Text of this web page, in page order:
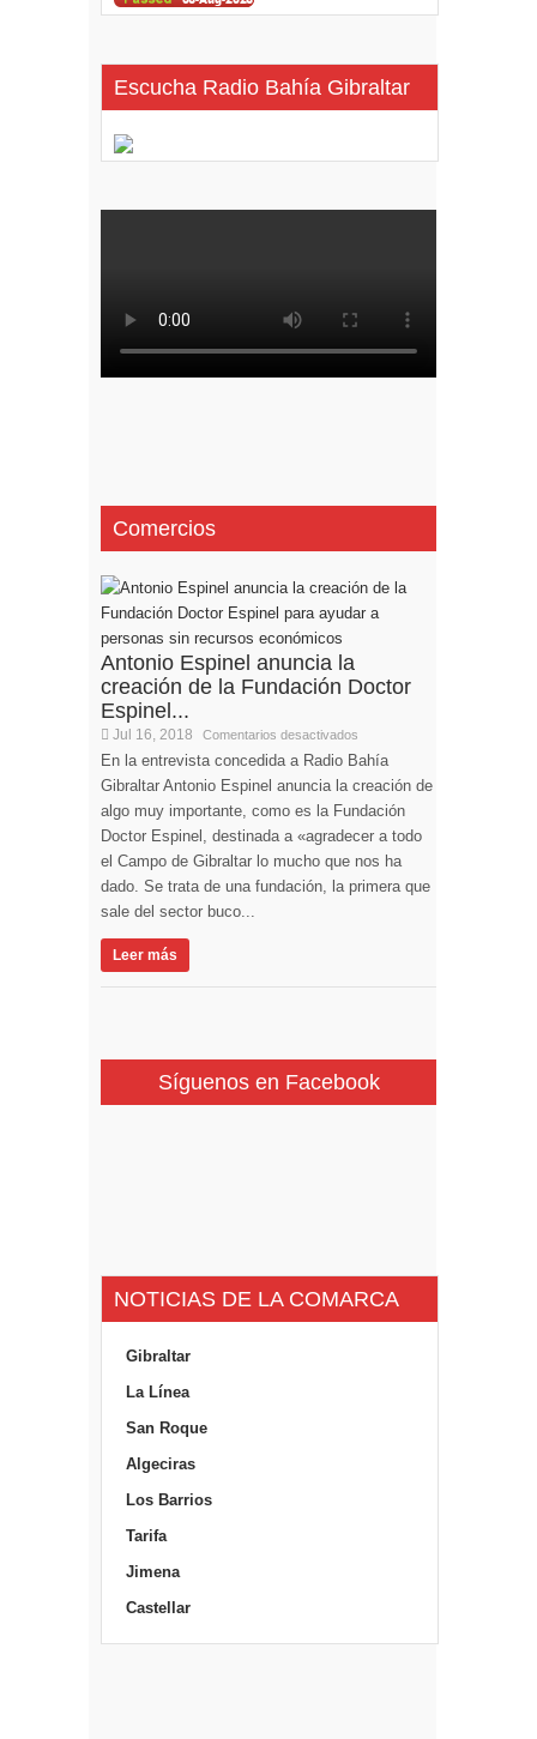
Escucha Radio Bahía Gibraltar
Comercios
Antonio Espinel anuncia la
creación de la Fundación Doctor
Espinel...
Jul 16, 2018 Comentarios desactivados
En la entrevista concedida a Radio Bahía
Gibraltar Antonio Espinel anuncia la creación de
algo muy importante, como es la Fundación
Doctor Espinel, destinada a «agradecer a todo
el Campo de Gibraltar lo mucho que nos ha
dado. Se trata de una fundación, la primera que
sale del sector buco...
Leer más
Síguenos en Facebook
NOTICIAS DE LA COMARCA
Gibraltar
La Línea
San Roque
Algeciras
Los Barrios
Tarifa
Jimena
Castellar